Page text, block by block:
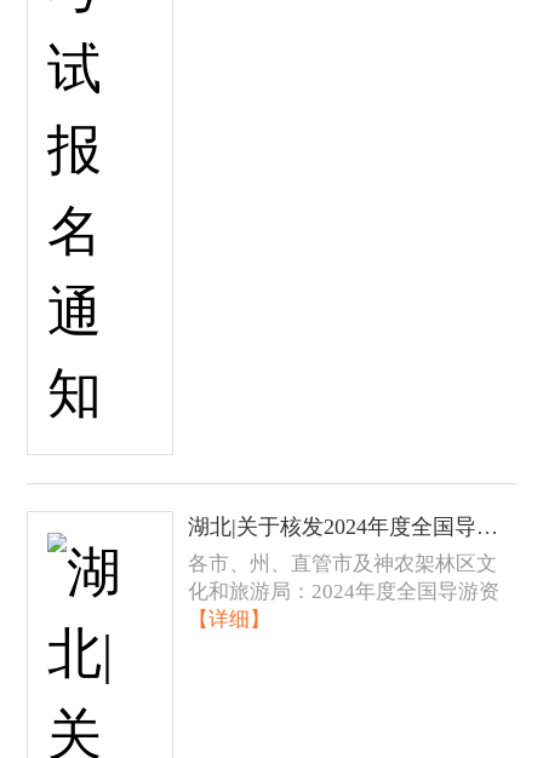
湖北|关于核发2024年度全国导游资格证书、中高级导游等级证书的通知
各市、州、直管市及神农架林区文
化和旅游局：2024年度全国导游资
【详细】